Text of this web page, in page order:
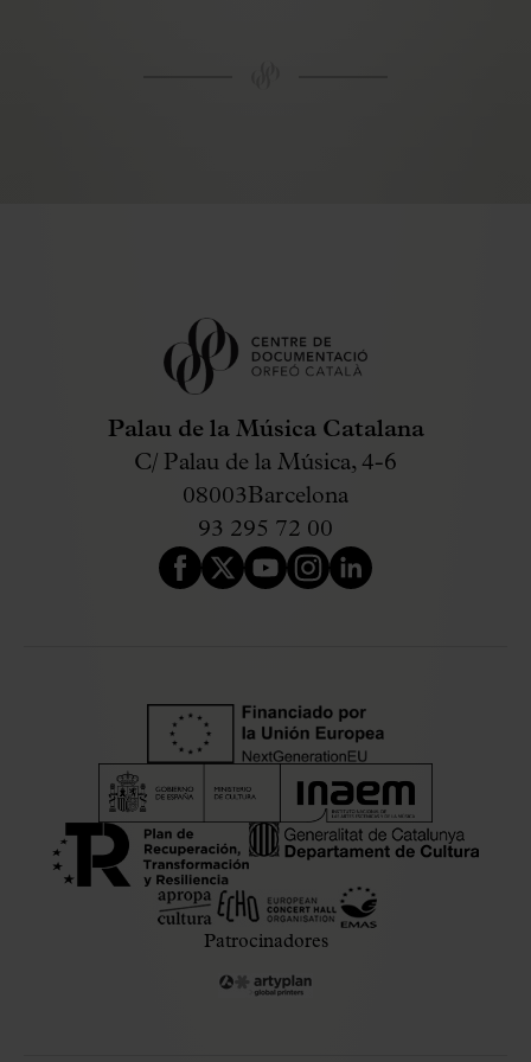
Palau de la Música Catalana
C/ Palau de la Música, 4-6
08003Barcelona
93 295 72 00
Patrocinadores